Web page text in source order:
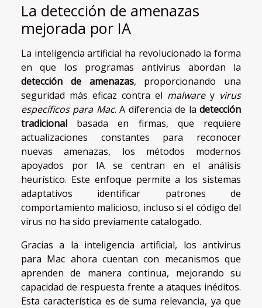
La detección de amenazas
mejorada por IA
La inteligencia artificial ha revolucionado la forma
en que los programas antivirus abordan la
detección de amenazas, proporcionando una
seguridad más eficaz contra el malwarey virus
específicos para Mac. A diferencia de ladetección
tradicional basada en firmas, que requiere
actualizaciones constantes para reconocer
nuevas amenazas, los métodos modernos
apoyados por IA se centran en el análisis
heurístico. Este enfoque permite a los sistemas
adaptativos identificar patrones de
comportamiento malicioso, incluso si el código del
virus no ha sido previamente catalogado.
Gracias a la inteligencia artificial, los antivirus
para Mac ahora cuentan con mecanismos que
aprenden de manera continua, mejorando su
capacidad de respuesta frente a ataques inéditos.
Esta característica es de suma relevancia, ya que